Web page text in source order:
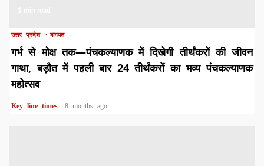
उत्तर प्रदेश बागपत
गर्भ से मोक्ष तक—पंचकल्याणक में दिखेगी तीर्थंकरों की जीवन
गाथा, बड़ौत में पहली बार 24 तीर्थंकरों का भव्य पंचकल्याणक
महोत्सव
Key line times 8 months ago